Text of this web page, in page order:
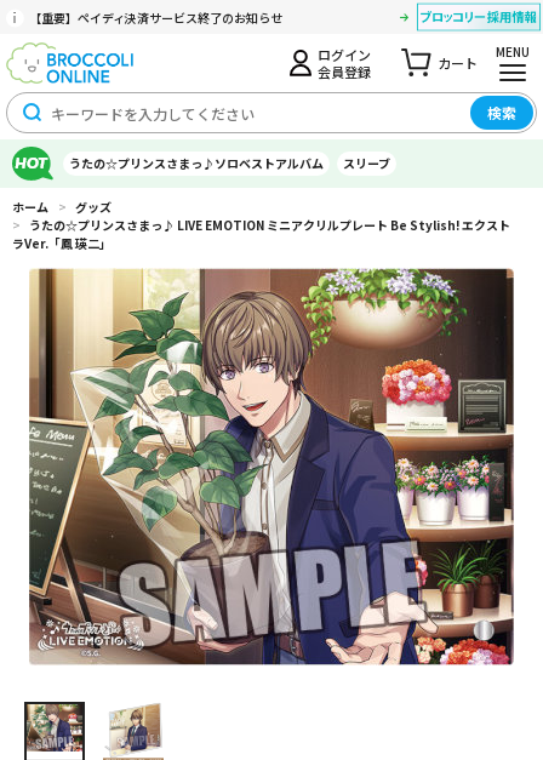
【重要】ペイディ決済サービス終了のお知らせ
ログイン
会員登録
カート
MENU
検索
うたの☆プリンスさまっ♪ソロベストアルバム スリーブ
ホーム > グッズ
> うたの☆プリンスさまっ♪ LIVE EMOTION ミニアクリルプレート Be Stylish! エクスト
ラVer.「鳳 瑛二」